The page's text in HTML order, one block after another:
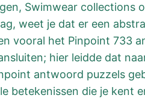
Swimwear collections
weet je dat er een
vooral het Pinpoint 733
hier leidde dat
antwoord puzzels
betekenissen die je kent